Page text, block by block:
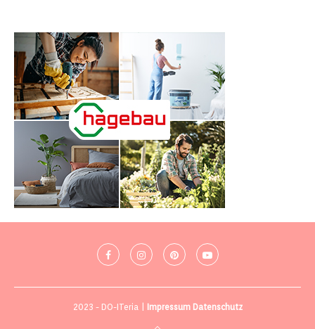
2023 - DO-ITeria | Impressum Datenschutz